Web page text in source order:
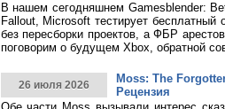
В нашем сегодняшнем Gamesblender:
Fallout, Microsoft тестирует
без пересборки проектов, а ФБР
поговорим о будущем Xbox, обратной
26 июля 2026
Moss: The
Рецензия